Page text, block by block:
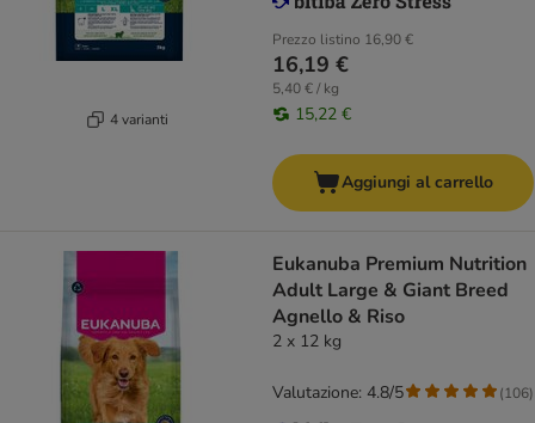
4 varianti
Prezzo listino 16,90 €
16,19 €
5,40 € / kg
15,22 €
Aggiungi al carrello
Eukanuba Premium Nutrition
Adult Large & Giant Breed
Agnello & Riso
2 x 12 kg
Valutazione: 4.8/5 (106)